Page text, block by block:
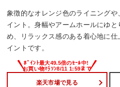
象徴的なオレンジ色のライニング
イント。身幅やアームホールにゆ
め、リラックス感のある着心地に
イントです。
楽天市場で見る